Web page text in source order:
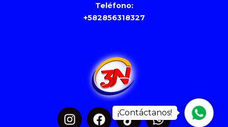
Teléfono:
+582856318327
I
F
T
W